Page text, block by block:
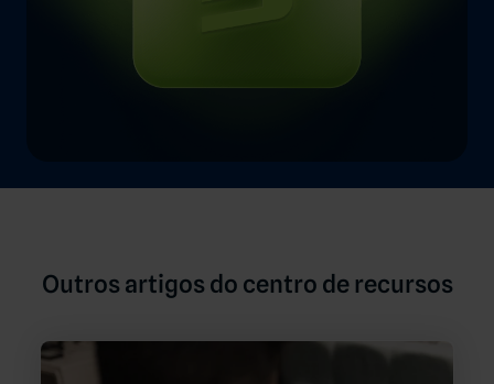
Outros artigos do centro de recursos